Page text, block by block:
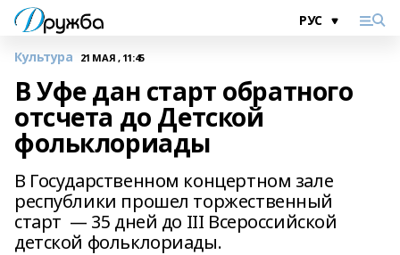
Культура 21 МАЯ , 11:45
В Уфе дан старт обратного
отсчета до Детской
фольклориады
В Государственном концертном зале
республики прошел торжественный
старт — 35 дней до III Всероссийской
детской фольклориады.